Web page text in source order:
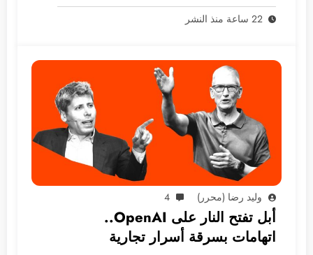
22 ساعة منذ النشر
وليد رضا (محرر) 4
أبل تفتح النار على OpenAI..
اتهامات بسرقة أسرار تجارية